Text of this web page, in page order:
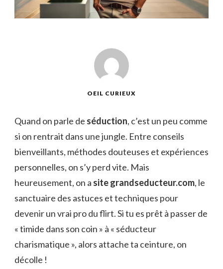
OEIL CURIEUX
Quand on parle de séduction, c’est un peu comme
si on rentrait dans une jungle. Entre conseils
bienveillants, méthodes douteuses et expériences
personnelles, on s’y perd vite. Mais
heureusement, on a site grandseducteur.com, le
sanctuaire des astuces et techniques pour
devenir un vrai pro du flirt. Si tu es prêt à passer de
« timide dans son coin » à « séducteur
charismatique », alors attache ta ceinture, on
décolle !